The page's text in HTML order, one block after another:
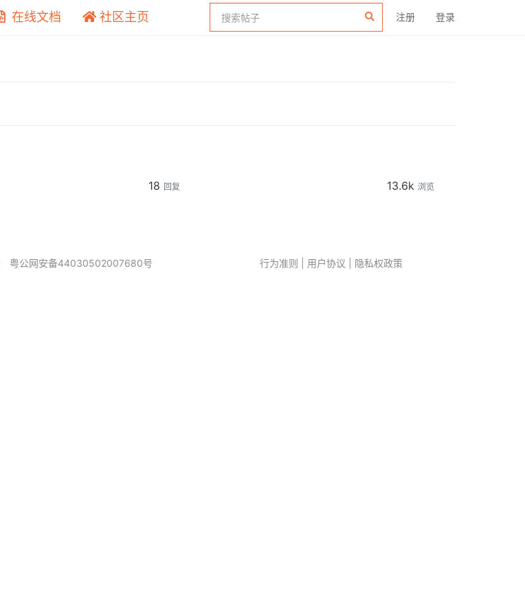
注册 登录
在线文档 社区主页
18 回复 13.6k 浏览
粤公网安备44030502007680号 行为准则 用户协议 隐私权政策